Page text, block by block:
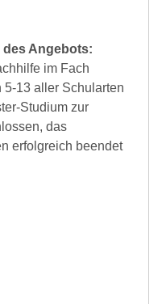
Angebots:
im Fach
5-13 aller Schularten
Studium zur
das
erfolgreich beendet